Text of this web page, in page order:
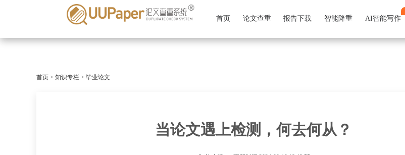
首页 论文查重 报告下载 智能降重 AI智能写作
首页 > 知识专栏 > 毕业论文
当论文遇上检测，何去何从？